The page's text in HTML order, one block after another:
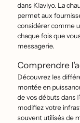
dans Klaviyo. La
permet aux
considérer comme
chaque fois que
messagerie.
Comprendre
Découvrez les
montée en
de vos débuts dans
modifiez votre
souvent utilisés de